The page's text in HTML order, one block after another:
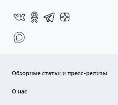
Обзорные статьи и пресс-релизы
О нас